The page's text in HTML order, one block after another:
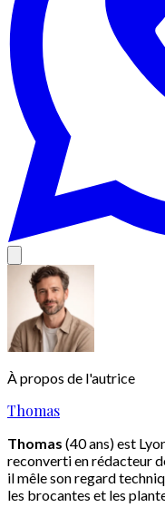
À propos de l'autrice
Thomas
Thomas (40 ans) est
reconverti en rédacteur
il mêle son regard
les brocantes et les